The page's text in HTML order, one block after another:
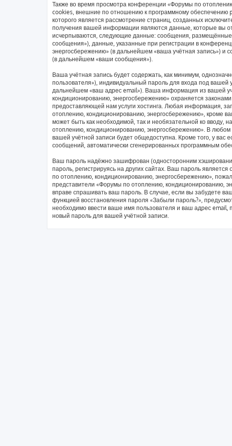
Также во время просмотра конференции «Форумы по
cookies, внешние по отношению к программному обеспечению
которого является рассмотрение страниц, созданных
получения вашей информации являются данные, которые вы
исчерпываются, следующие данные: сообщения,
сообщения»), данные, указанные при регистрации в
энергосбережению» (в дальнейшем «ваша учётная запись») и
(в дальнейшем «ваши сообщения»).
Ваша учётная запись будет содержать, как минимум,
пользователя»), индивидуальный пароль для входа под
дальнейшем «ваш адрес email»). Ваша информация из вашей
кондиционированию, энергосбережению» охраняется
предоставляющей нам услуги хостинга. Любая информация,
отоплению, кондиционированию, энергосбережению», кроме
может быть как необходимой, так и необязательной ко
отоплению, кондиционированию, энергосбережению». В любом
вашей учётной записи будет общедоступна. Кроме того, у вас
сообщений, автоматически сгенерированных программным
Ваш пароль надёжно зашифрован (односторонним
пароль, регистрируясь на других сайтах. Ваш пароль
по отоплению, кондиционированию, энергосбережению»,
представители «Форумы по отоплению, кондиционированию,
вправе спрашивать ваш пароль. В случае, если вы забудете
функцией восстановления пароля «Забыли пароль?»,
необходимо ввести ваше имя пользователя и ваш адрес email,
новый пароль для вашей учётной записи.